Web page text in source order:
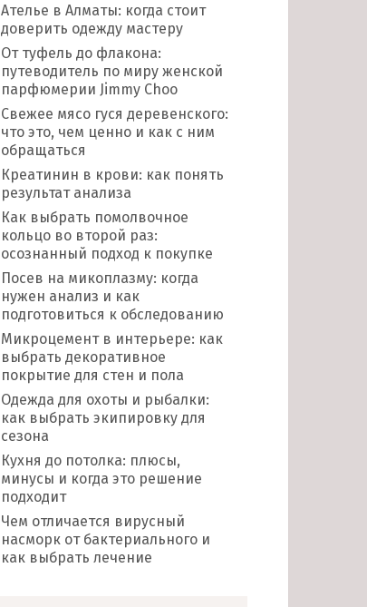
Ателье в Алматы: когда стоит
доверить одежду мастеру
От туфель до флакона:
путеводитель по миру женской
парфюмерии Jimmy Choo
Свежее мясо гуся деревенского:
что это, чем ценно и как с ним
обращаться
Креатинин в крови: как понять
результат анализа
Как выбрать помолвочное
кольцо во второй раз:
осознанный подход к покупке
Посев на микоплазму: когда
нужен анализ и как
подготовиться к обследованию
Микроцемент в интерьере: как
выбрать декоративное
покрытие для стен и пола
Одежда для охоты и рыбалки:
как выбрать экипировку для
сезона
Кухня до потолка: плюсы,
минусы и когда это решение
подходит
Чем отличается вирусный
насморк от бактериального и
как выбрать лечение